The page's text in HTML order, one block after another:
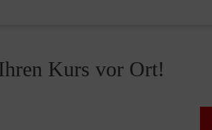
Kurs vor Ort!